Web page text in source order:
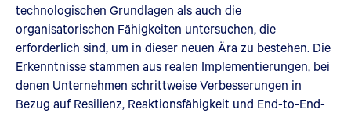
technologischen Grundlagen als auch die
organisatorischen Fähigkeiten untersuchen, die
erforderlich sind, um in dieser neuen Ära zu bestehen. Die
Erkenntnisse stammen aus realen Implementierungen, bei
denen Unternehmen schrittweise Verbesserungen in
Bezug auf Resilienz, Reaktionsfähigkeit und End-to-End-